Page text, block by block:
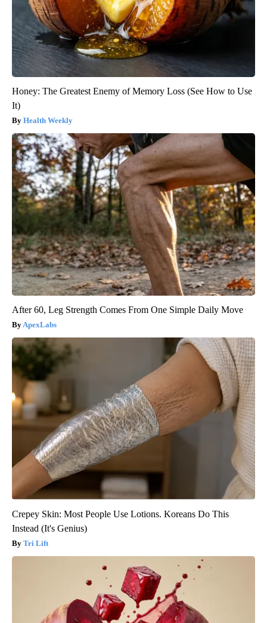
Honey: The Greatest Enemy of Memory Loss (See How to Use
It)
Health Weekly
After 60, Leg Strength Comes From One Simple Daily Move
ApexLabs
Crepey Skin: Most People Use Lotions. Koreans Do This
Instead (It's Genius)
Tri Lift